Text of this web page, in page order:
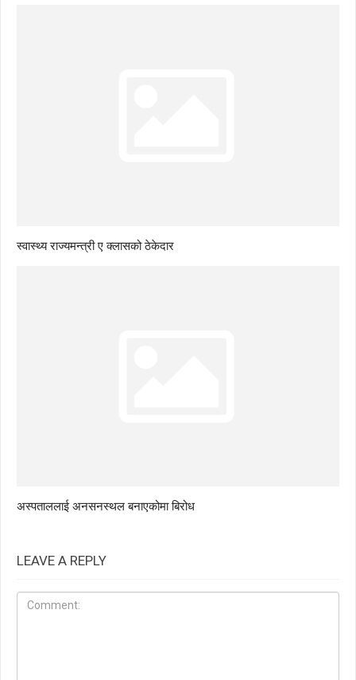
स्वास्थ्य राज्यमन्त्री ए क्लासको ठेकेदार
अस्पताललाई अनसनस्थल बनाएकोमा बिरोध
LEAVE A REPLY